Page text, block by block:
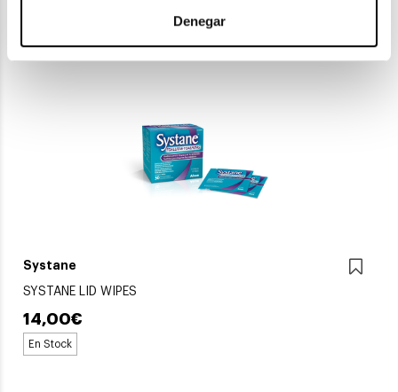
Denegar
Systane
SYSTANE LID WIPES
14,00€
En Stock